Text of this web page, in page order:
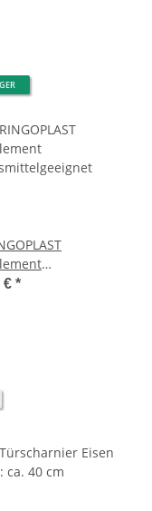
€ *